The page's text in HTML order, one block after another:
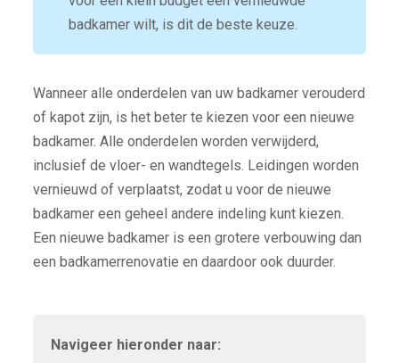
badkamer wilt, is dit de beste keuze.
Wanneer alle onderdelen van uw badkamer verouderd
of kapot zijn, is het beter te kiezen voor een nieuwe
badkamer. Alle onderdelen worden verwijderd,
inclusief de vloer- en wandtegels. Leidingen worden
vernieuwd of verplaatst, zodat u voor de nieuwe
badkamer een geheel andere indeling kunt kiezen.
Een nieuwe badkamer is een grotere verbouwing dan
een badkamerrenovatie en daardoor ook duurder.
Navigeer hieronder naar: